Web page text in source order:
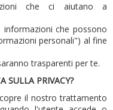
che ci aiutano a
che possono
personali") al fine
trasparenti per te.
SULLA PRIVACY?
il nostro trattamento